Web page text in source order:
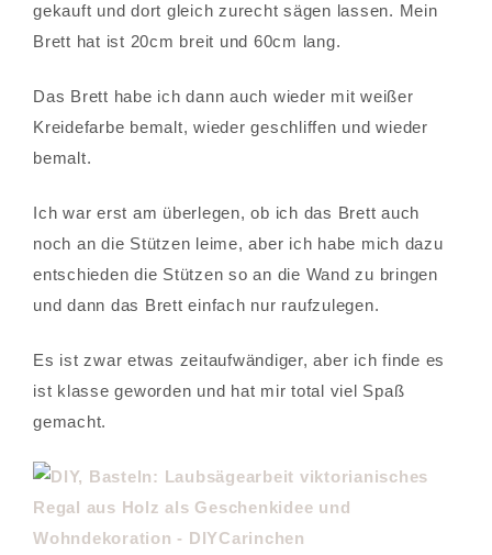
gekauft und dort gleich zurecht sägen lassen. Mein
Brett hat ist 20cm breit und 60cm lang.
Das Brett habe ich dann auch wieder mit weißer
Kreidefarbe bemalt, wieder geschliffen und wieder
bemalt.
Ich war erst am überlegen, ob ich das Brett auch
noch an die Stützen leime, aber ich habe mich dazu
entschieden die Stützen so an die Wand zu bringen
und dann das Brett einfach nur raufzulegen.
Es ist zwar etwas zeitaufwändiger, aber ich finde es
ist klasse geworden und hat mir total viel Spaß
gemacht.